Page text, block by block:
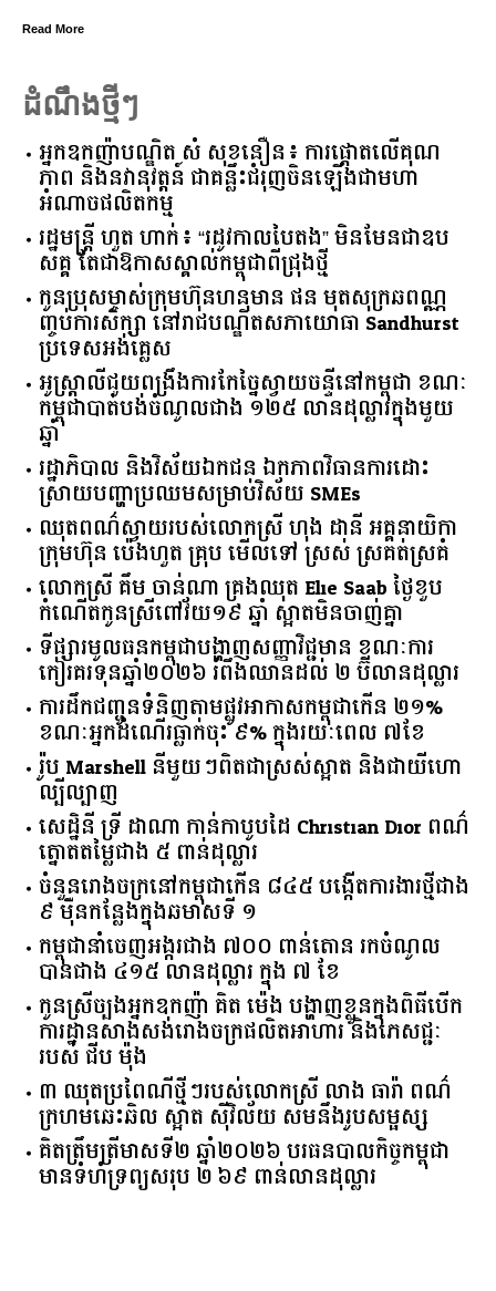
Read More
ដំណឹងថ្មីៗ
អ្នកឧកញ៉ាបណ្ឌិត សំ សុខនឿន៖ ការផ្តោតលើគុណ
ភាព និងនវានុវត្តន៍ ជាគន្លឹះជំរុញចិនឡើងជាមហា
អំណាចផលិតកម្ម
រដ្ឋមន្ត្រី ហួត ហាក់៖ “រដូវកាលបៃតង” មិនមែនជាឧប
សគ្គ តែជាឱកាសស្គាល់កម្ពុជាពីជ្រុងថ្មី
កូនប្រុសម្ចាស់ក្រុមហ៊ុនហនុមាន ផន មុតសុក្រឆពណ្ណ
ញ្ចប់ការសិក្សា នៅរាជបណ្ឌិតសភាយោធា Sandhurst
ប្រទេសអង់គ្លេស
អូស្ត្រាលី​ជួយ​ពង្រឹង​ការ​កែច្នៃ​ស្វាយចន្ទី​នៅ​កម្ពុជា​ ​ខណៈ​
កម្ពុជា​បាត់បង់​ចំណូល​ជាង​ ​១២៥​ ​លាន​ដុល្លារ​ក្នុង​មួយ​
ឆ្នាំ​
រដ្ឋាភិបាល​ ​និង​វិស័យ​ឯកជន ​ឯកភាព​វិធានការ​ដោះ
ស្រាយ​បញ្ហា​ប្រឈម​​សម្រាប់​វិស័យ​ ​SMEs​
ឈុតពណ៌ស្វាយរបស់លោកស្រី ហុង ដានី អគ្គ​នាយិកា​
ក្រុមហ៊ុន ប៉េងហួត គ្រុប មើលទៅ ស្រស់ ស្រគត់ស្រគំ
លោកស្រី គឹម ចាន់ណា គ្រងឈុត Elie Saab ថ្ងៃខួប
កំណើតកូនស្រីពៅវ័យ១៩ ឆ្នាំ ស្អាតមិនចាញ់គ្នា
ទីផ្សារ​មូលធន​កម្ពុជា​បង្ហាញ​សញ្ញា​វិជ្ជមាន​ ​ខណៈ​ការ​
កៀរគរ​ទុន​ឆ្នាំ​២០២៦​ ​រំពឹង​ឈានដល់​ ​២​ ​ប៊ីលាន​ដុល្លារ​
ការដឹកជញ្ជូនទំនិញតាមផ្លូវអាកាសកម្ពុជាកើន ២១%
ខណៈអ្នកដំណើរធ្លាក់ចុះ ៩% ក្នុងរយៈពេល ៧ខែ
រ៉ូប Marshell នីមួយៗពិតជាស្រស់ស្អាត និងជាយីហោ
ល្បីល្បាញ
សេដ្ឋិនី ទ្រី ដាណា កាន់កាបូបដៃ Christian Dior ពណ៌
ត្នោតតម្លៃជាង ៥ ពាន់ដុល្លារ
ចំនួន​រោងចក្រ​នៅ​កម្ពុជា​កើន​ ​៨៤៥​ ​បង្កើត​ការងារ​ថ្មី​ជាង​
​៩​ ​ម៉ឺន​កន្លែង​ក្នុង​ឆមាស​ទី ​១​
កម្ពុជានាំចេញអង្ករជាង ៧០០ ពាន់តោន រកចំណូល
បានជាង ៤១៥ លានដុល្លារ ក្នុង ៧ ខែ
កូនស្រីច្បងអ្នកឧកញ៉ា គិត ម៉េង បង្ហាញខ្លួនក្នុងពិធីបើក
ការដ្ឋានសាងសង់រោងចក្រផលិតអាហារ និងភេសជ្ជៈ
របស់ ជីប ម៉ុង
៣ ឈុតប្រពៃណីថ្មីៗរបស់លោកស្រី លាង ធារ៉ា ពណ៌
ក្រហមឆេះឆិល ស្អាត ​ស៊ីវិល័យ សមនឹងរូបសម្ផស្ស
គិត​ត្រឹមត្រីមាស​ទី​២​ ​ឆ្នាំ​២០២៦​ បរធន​បាលកិច្ច​កម្ពុជា​ ​
មាន​ទំហំ​ទ្រព្យ​សរុប​ ​២.៦៩​ ​ពាន់លាន​ដុល្លារ​